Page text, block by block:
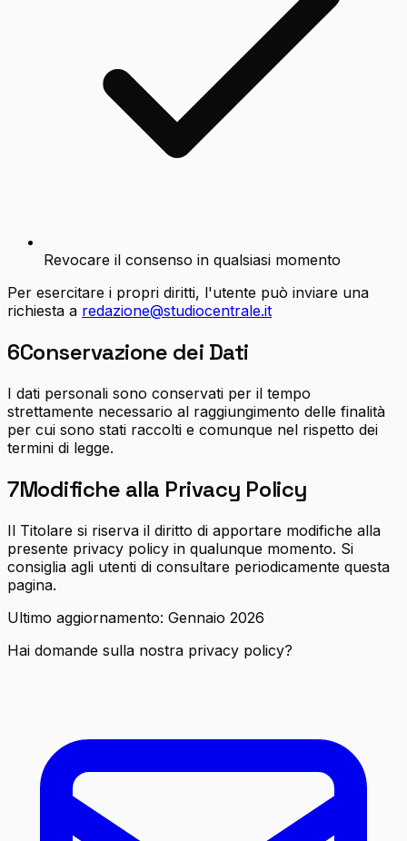
Revocare il consenso in qualsiasi momento
Per esercitare i propri diritti, l'utente può inviare una
richiesta a redazione@studiocentrale.it
6Conservazione dei Dati
I dati personali sono conservati per il tempo
strettamente necessario al raggiungimento delle finalità
per cui sono stati raccolti e comunque nel rispetto dei
termini di legge.
7Modifiche alla Privacy Policy
Il Titolare si riserva il diritto di apportare modifiche alla
presente privacy policy in qualunque momento. Si
consiglia agli utenti di consultare periodicamente questa
pagina.
Ultimo aggiornamento: Gennaio 2026
Hai domande sulla nostra privacy policy?